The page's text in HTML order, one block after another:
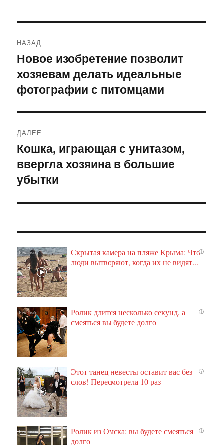
по
записям
НАЗАД
Предыдущая
запись:
Новое изобретение позволит
хозяевам делать идеальные
фотографии с питомцами
ДАЛЕЕ
Следующая
запись:
Кошка, играющая с унитазом,
ввергла хозяина в большие
убытки
i
Скрытая камера на пляже Крыма: Что
люди вытворяют, когда их не видят...
i
Ролик длится несколько секунд, а
смеяться вы будете долго
i
Этот танец невесты оставит вас без
слов! Пересмотрела 10 раз
i
Ролик из Омска: вы будете смеяться
долго